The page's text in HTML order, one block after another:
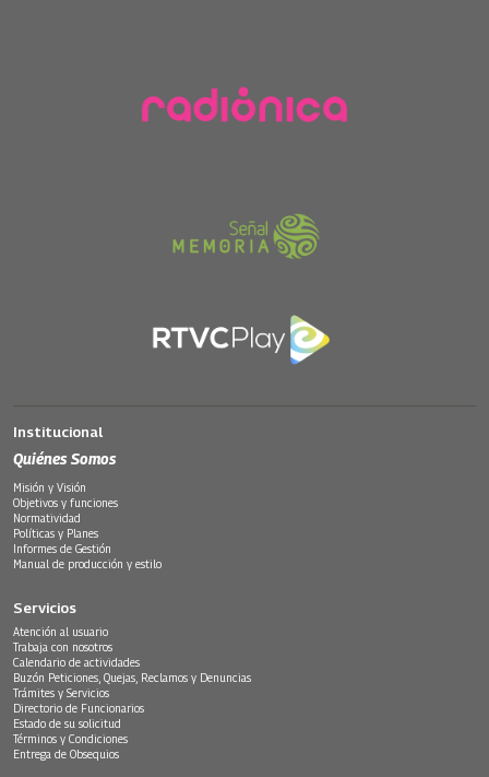
Institucional
Quiénes Somos
Misión y Visión
Objetivos y funciones
Normatividad
Políticas y Planes
Informes de Gestión
Manual de producción y estilo
Servicios
Atención al usuario
Trabaja con nosotros
Calendario de actividades
Buzón Peticiones, Quejas, Reclamos y Denuncias
Trámites y Servicios
Directorio de Funcionarios
Estado de su solicitud
Términos y Condiciones
Entrega de Obsequios